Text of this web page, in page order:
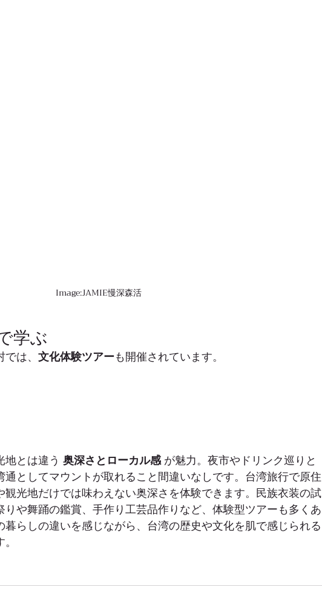
Image:JAMIE慢深森活
学ぶ
は、 文化体験ツアーも開催されています。
とは違う 奥深さとローカル感 が魅力。夜市やドリンク巡りと
としてマウントが取れること間違いなしです。台湾旅行で原住
光地だけでは味わえない奥深さを体験できます。民族衣装の試
や舞踊の鑑賞、手作り工芸品作りなど、体験型ツアーも多くあ
暮らしの違いを感じながら、台湾の歴史や文化を肌で感じられる